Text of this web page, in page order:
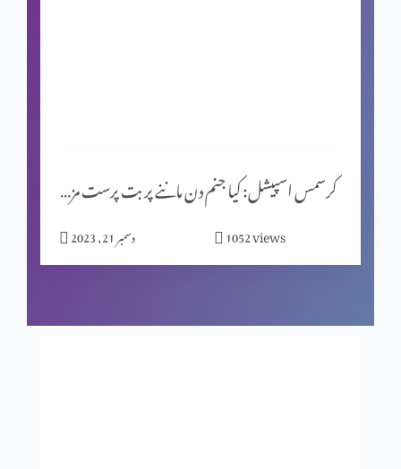
المسیح کے پیروکار عید فسح کیوں نہیں مناتے؟
کرسمس اسپیشل: کیا جنم دن ماننے پر بت پرست مزاہب کا اثر ہے؟
دسمبر 21, 2023 1052views